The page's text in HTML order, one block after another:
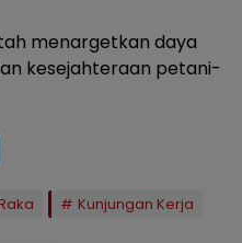
menargetkan daya
kesejahteraan petani-
Kunjungan Kerja